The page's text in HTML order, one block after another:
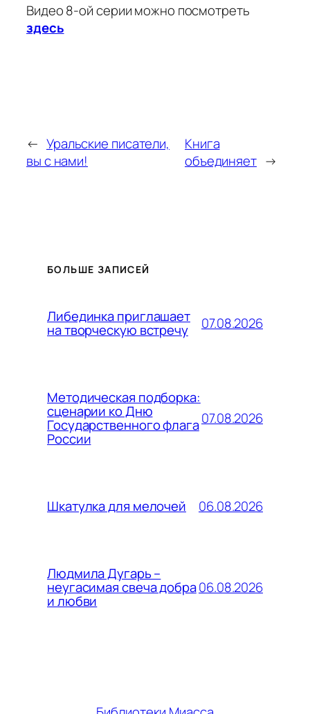
Видео 8-ой серии можно посмотреть
здесь
← Уральские писатели,
вы с нами!
Книга
объединяет →
БОЛЬШЕ ЗАПИСЕЙ
Либединка приглашает
на творческую встречу 07.08.2026
Методическая подборка:
сценарии ко Дню
Государственного флага
России
07.08.2026
Шкатулка для мелочей 06.08.2026
Людмила Дугарь –
неугасимая свеча добра
и любви
06.08.2026